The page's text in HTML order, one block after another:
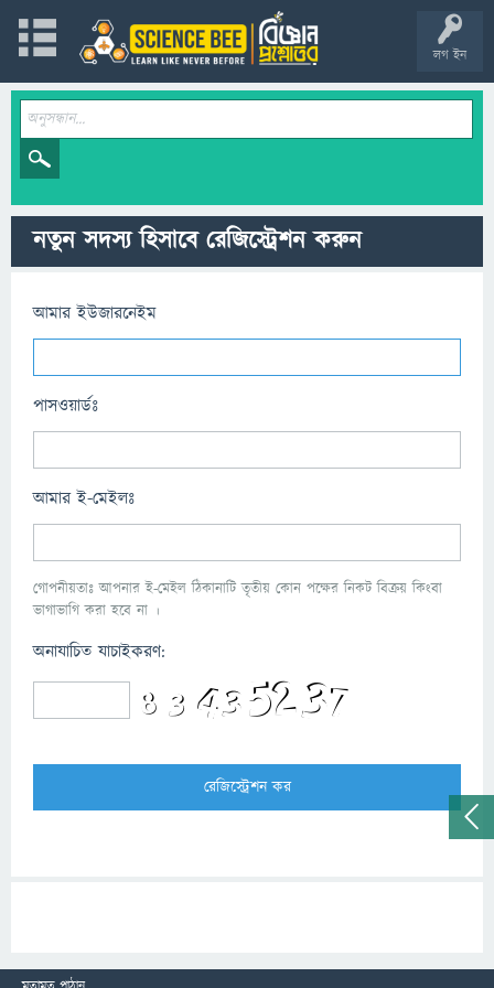
লগ ইন
নতুন সদস্য হিসাবে রেজিস্ট্রেশন করুন
আমার ইউজারনেইম
পাসওয়ার্ডঃ
আমার ই-মেইলঃ
গোপনীয়তাঃ আপনার ই-মেইল ঠিকানাটি তৃতীয় কোন পক্ষের নিকট বিক্রয় কিংবা
ভাগাভাগি করা হবে না ।
অনাযাচিত যাচাইকরণ: